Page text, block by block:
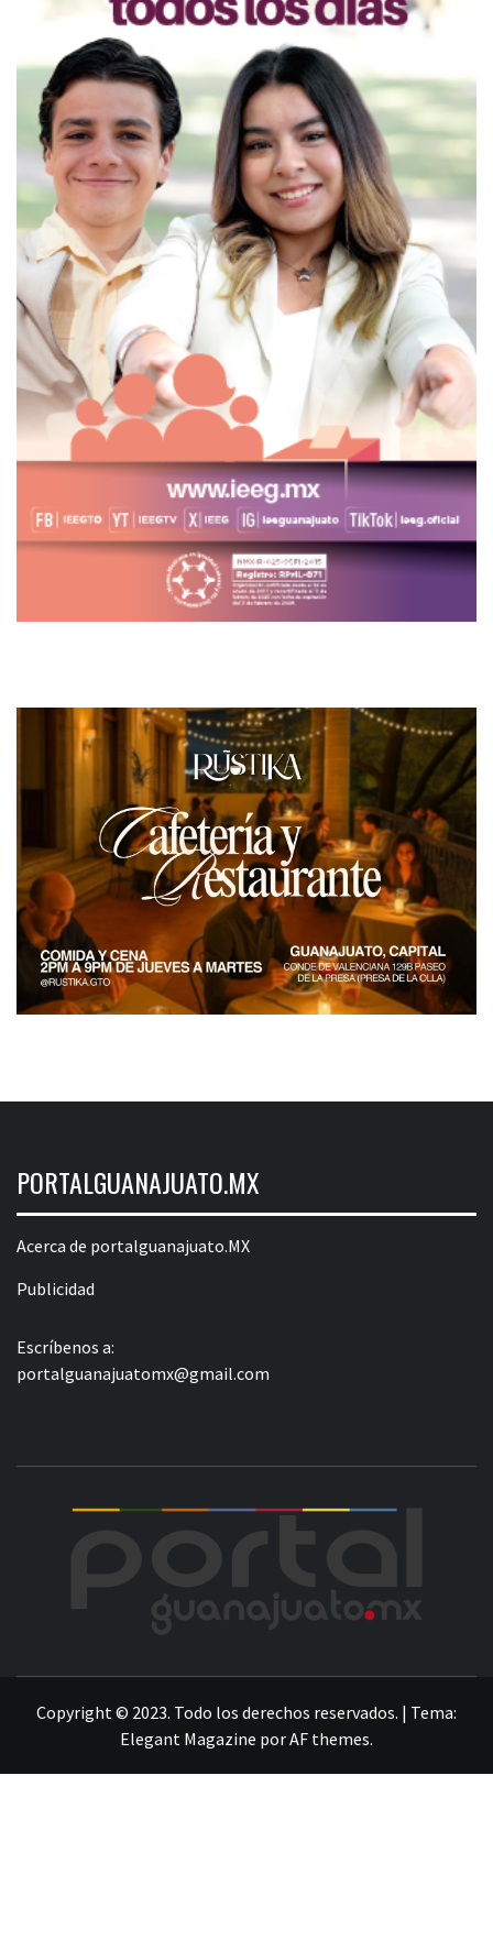
PORTALGUANAJUATO.MX
Acerca de portalguanajuato.MX
Publicidad
Escríbenos a:
portalguanajuatomx@gmail.com
Copyright © 2023. Todo los derechos reservados. | Tema:
Elegant Magazine porAF themes.